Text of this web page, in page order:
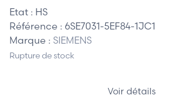
Etat : HS
Référence : 6SE7031-5EF84-1JC1
Marque : SIEMENS
Rupture de stock
Voir détails